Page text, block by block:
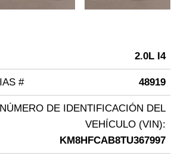
2.0L I4
# 48919
NÚMERO DE IDENTIFICACIÓN DEL
VEHÍCULO (VIN):
KM8HFCAB8TU367997